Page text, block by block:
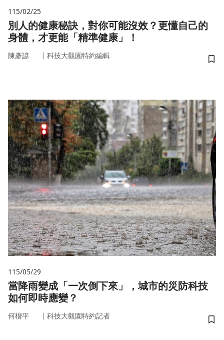
115/02/25
別人的健康秘訣，對你可能沒效？更懂自己的
身體，才更能「精準健康」！
陳彥諺 ｜ 科技大觀園特約編輯
儲
115/05/29
當降雨變成「一次倒下來」，城市的災防科技
如何即時應變？
何楷平 ｜ 科技大觀園特約記者
儲